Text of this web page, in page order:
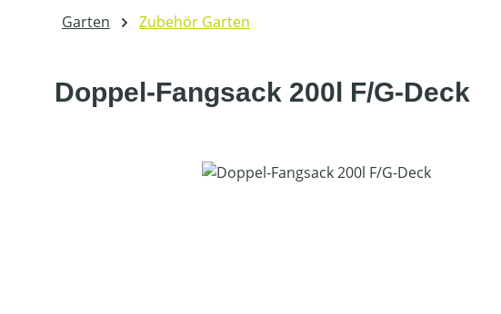
Garten Zubehör Garten
Doppel-Fangsack 200l F/G-Deck
Bildergalerie überspringen